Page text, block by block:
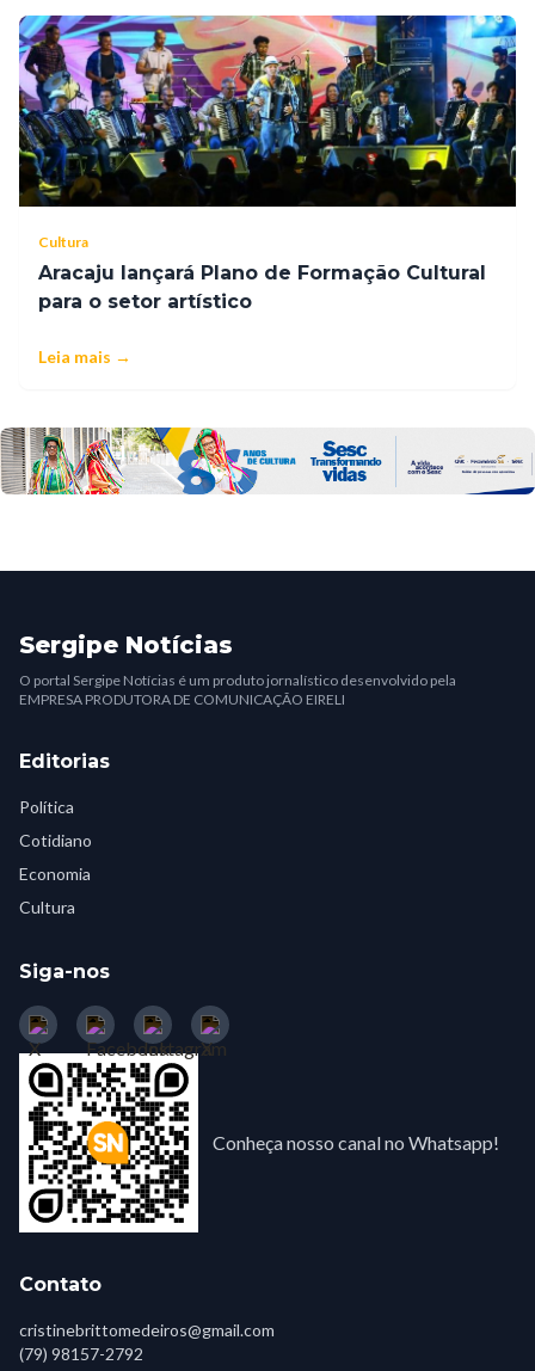
Cultura
Aracaju lançará Plano de Formação Cultural
para o setor artístico
Leia mais →
Sergipe Notícias
O portal Sergipe Notícias é um produto jornalístico desenvolvido pela
EMPRESA PRODUTORA DE COMUNICAÇÃO EIRELI
Editorias
Política
Cotidiano
Economia
Cultura
Siga-nos
Conheça nosso canal no Whatsapp!
Contato
cristinebrittomedeiros@gmail.com
(79) 98157-2792